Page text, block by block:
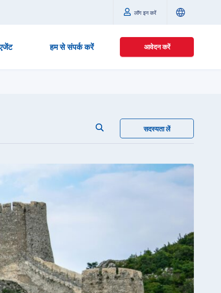
लॉग इन करें
हम से संपर्क करें आवेदन करें
सदस्यता लें